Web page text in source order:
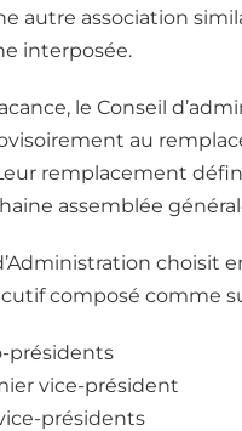
autre association
interposée.
le Conseil
au
remplacement
assemblée
choisit
composé comme
présidents
vice-président
présidents